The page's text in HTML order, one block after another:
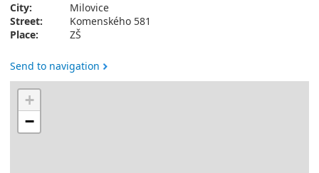
City:
Milovice
Street:
Komenského 581
Place:
ZŠ
Send to navigation
+
−